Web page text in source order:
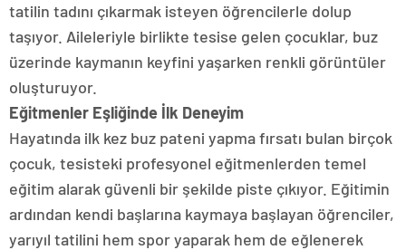
tatilin tadını çıkarmak isteyen öğrencilerle dolup
taşıyor. Aileleriyle birlikte tesise gelen çocuklar, buz
üzerinde kaymanın keyfini yaşarken renkli görüntüler
oluşturuyor.
Eğitmenler Eşliğinde İlk Deneyim
Hayatında ilk kez buz pateni yapma fırsatı bulan birçok
çocuk, tesisteki profesyonel eğitmenlerden temel
eğitim alarak güvenli bir şekilde piste çıkıyor. Eğitimin
ardından kendi başlarına kaymaya başlayan öğrenciler,
yarıyıl tatilini hem spor yaparak hem de eğlenerek